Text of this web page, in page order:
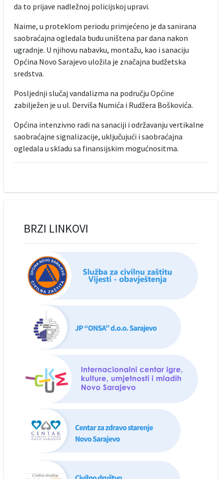
da to prijave nadležnoj policijskoj upravi.
Naime, u proteklom periodu primjećeno je da sanirana
saobraćajna ogledala budu uništena par dana nakon
ugradnje. U njihovu nabavku, montažu, kao i sanaciju
Općina Novo Sarajevo uložila je značajna budžetska
sredstva.
Posljednji slučaj vandalizma na području Općine
zabilježen je u ul. Derviša Numića i Rudžera Boškovića.
Općina intenzivno radi na sanaciji i održavanju vertikalne
saobraćajne signalizacije, uključujući i saobraćajna
ogledala u skladu sa finansijskim mogućnositma.
BRZI LINKOVI